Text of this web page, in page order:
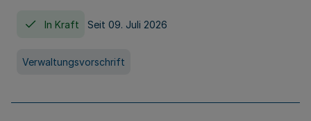
In Kraft Seit 09. Juli 2026
Verwaltungsvorschrift